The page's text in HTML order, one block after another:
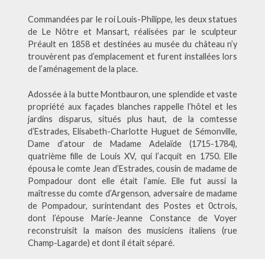
Commandées par le roi Louis-Philippe, les deux statues
de Le Nôtre et Mansart, réalisées par le sculpteur
Préault en 1858 et destinées au musée du château n’y
trouvèrent pas d’emplacement et furent installées lors
de l’aménagement de la place.
Adossée à la butte Montbauron, une splendide et vaste
propriété aux façades blanches rappelle l’hôtel et les
jardins disparus, situés plus haut, de la comtesse
d’Estrades, Elisabeth-Charlotte Huguet de Sémonville,
Dame d’atour de Madame Adelaïde (1715-1784),
quatrième fille de Louis XV, qui l’acquit en 1750. Elle
épousa le comte Jean d’Estrades, cousin de madame de
Pompadour dont elle était l’amie. Elle fut aussi la
maîtresse du comte d’Argenson, adversaire de madame
de Pompadour, surintendant des Postes et 0ctrois,
dont l’épouse Marie-Jeanne Constance de Voyer
reconstruisit la maison des musiciens italiens (rue
Champ-Lagarde) et dont il était séparé.